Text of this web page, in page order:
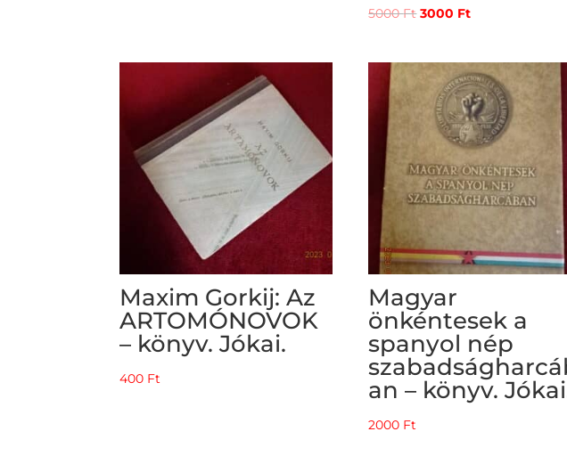
5000Ft Original
was:
5000 Ft.
3000 FtCurrent
is:
3000 Ft.
Maxim Gorkij: Az
ARTOMÓNOVOK
– könyv. Jókai.
400 Ft
Magyar
önkéntesek a
spanyol nép
an – könyv.
2000 Ft